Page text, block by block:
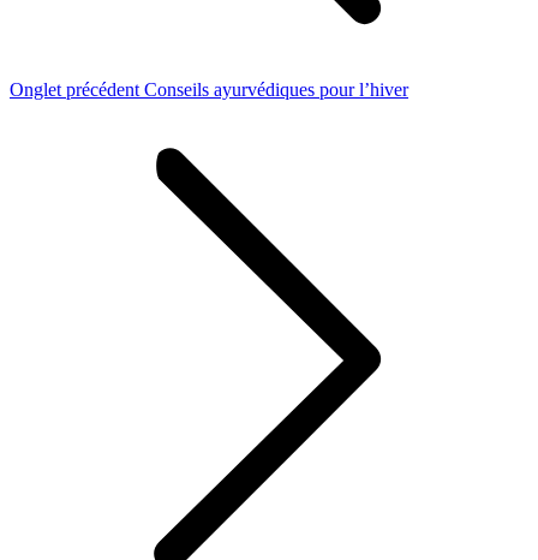
Onglet précédentOnglet
Conseils ayurvédiques pour l’hiver